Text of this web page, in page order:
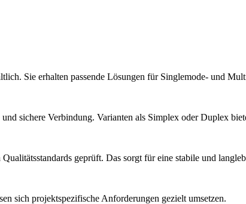
Sie erhalten passende Lösungen für Singlemode- und
sichere Verbindung. Varianten als Simplex oder Duplex
geprüft. Das sorgt für eine stabile und
sich projektspezifische Anforderungen gezielt umsetzen.